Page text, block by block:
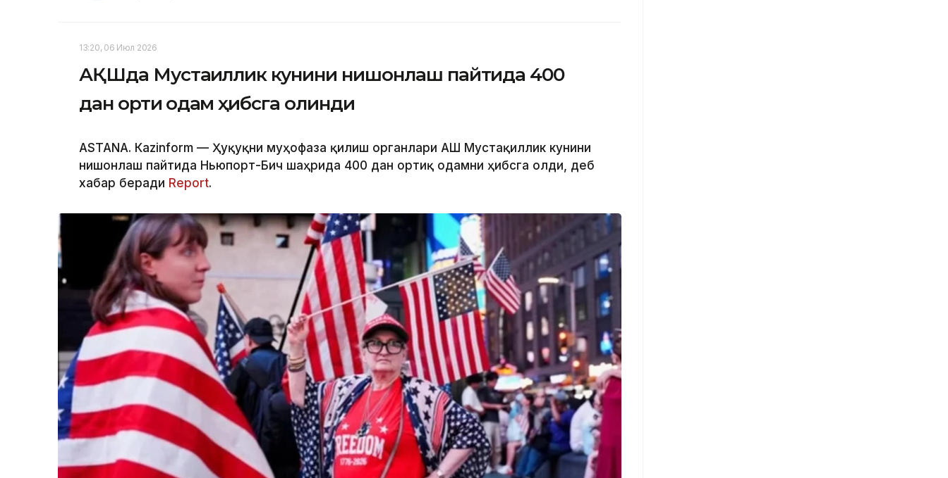
13:20, 06 Июл 2026
АҚШда Мустақиллик кунини нишонлаш пайтида 400
дан ортиқ одам ҳибсга олинди
ASTANА. Кazinform — Ҳуқуқни муҳофаза қилиш органлари АҚШ Мустақиллик кунини
нишонлаш пайтида Ньюпорт-Бич шаҳрида 400 дан ортиқ одамни ҳибсга олди, деб
хабар беради Report.